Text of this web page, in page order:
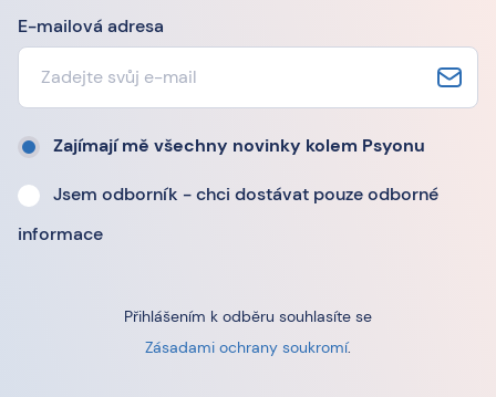
E-mailová adresa
Zajímají mě všechny novinky kolem Psyonu
Jsem odborník - chci dostávat pouze odborné
informace
Přihlášením k odběru souhlasíte se
Zásadami ochrany soukromí.